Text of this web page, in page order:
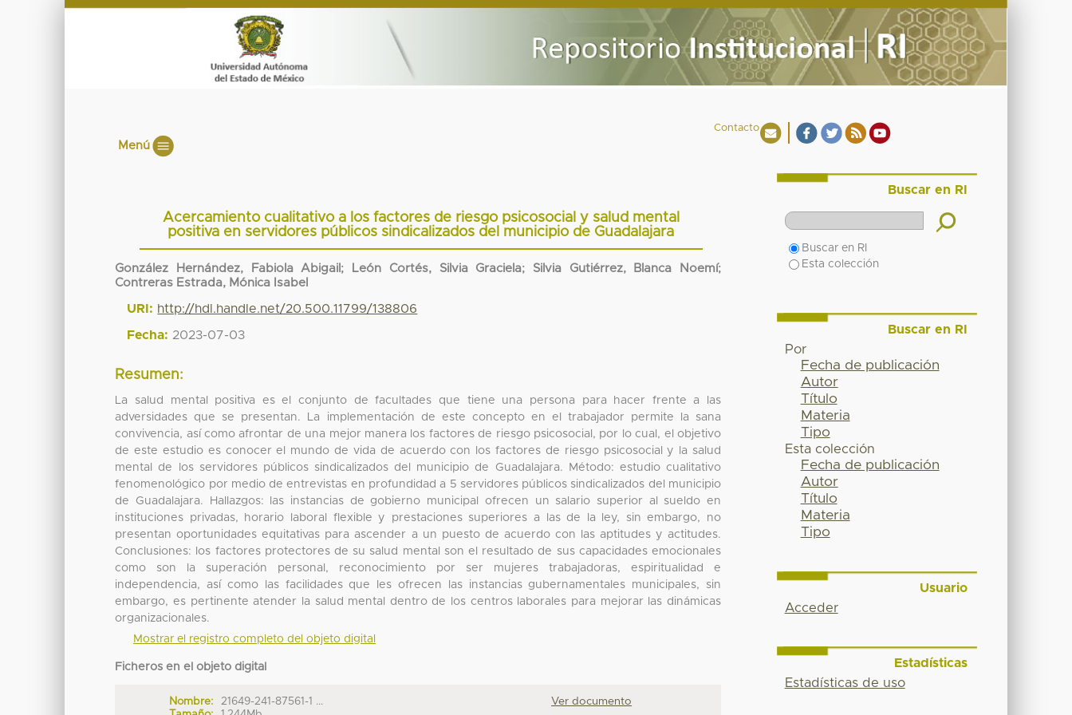
Contacto
Menú
Acercamiento cualitativo a los factores de riesgo psicosocial y salud mental
positiva en servidores públicos sindicalizados del municipio de Guadalajara
González Hernández, Fabiola Abigail ; León Cortés, Silvia Graciela; Silvia Gutiérrez, Blanca Noemí;
Contreras Estrada, Mónica Isabel
URI: http://hdl.handle.net/20.500.11799/138806
Fecha: 2023-07-03
Resumen:
La salud mental positiva es el conjunto de facultades que tiene una persona para hacer frente a las
adversidades que se presentan. La implementación de este concepto en el trabajador permite la sana
convivencia, así como afrontar de una mejor manera los factores de riesgo psicosocial, por lo cual, el objetivo
de este estudio es conocer el mundo de vida de acuerdo con los factores de riesgo psicosocial y la salud
mental de los servidores públicos sindicalizados del municipio de Guadalajara. Método: estudio cualitativo
fenomenológico por medio de entrevistas en profundidad a 5 servidores públicos sindicalizados del municipio
de Guadalajara. Hallazgos: las instancias de gobierno municipal ofrecen un salario superior al sueldo en
instituciones privadas, horario laboral flexible y prestaciones superiores a las de la ley, sin embargo, no
presentan oportunidades equitativas para ascender a un puesto de acuerdo con las aptitudes y actitudes.
Conclusiones: los factores protectores de su salud mental son el resultado de sus capacidades emocionales
como son la superación personal, reconocimiento por ser mujeres trabajadoras, espiritualidad e
independencia, así como las facilidades que les ofrecen las instancias gubernamentales municipales, sin
embargo, es pertinente atender la salud mental dentro de los centros laborales para mejorar las dinámicas
organizacionales.
Mostrar el registro completo del objeto digital
Ficheros en el objeto digital
Nombre:
21649-241-87561-1 ...
Ver documento
Buscar en RI
Buscar en RI
Esta colección
Buscar en RI
Por
Fecha de publicación
Autor
Título
Materia
Tipo
Esta colección
Fecha de publicación
Autor
Título
Materia
Tipo
Usuario
Acceder
Estadísticas
Estadísticas de uso